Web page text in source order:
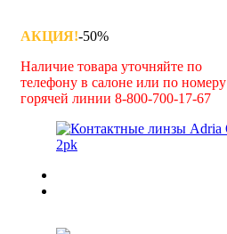
АКЦИЯ!-50%
Наличие товара уточняйте по
телефону в салоне или по номеру
горячей линии 8-800-700-17-67